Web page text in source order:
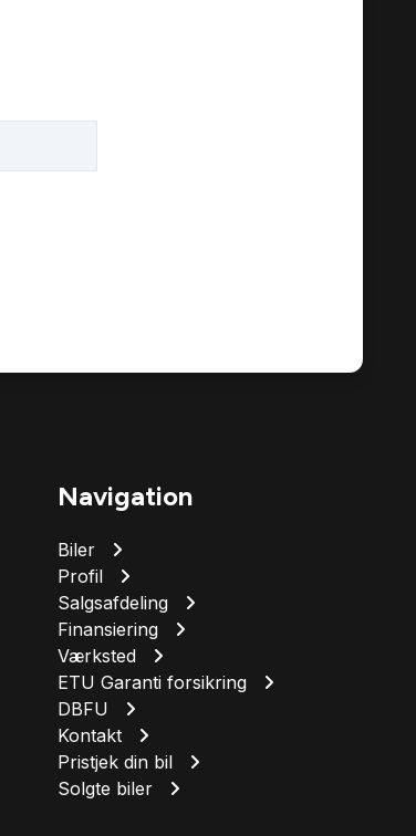
Navigation
Biler
Profil
Salgsafdeling
Finansiering
Værksted
ETU Garanti forsikring
DBFU
Kontakt
Pristjek din bil
Solgte biler